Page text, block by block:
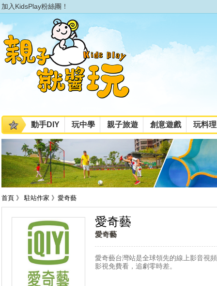
加入KidsPlay粉絲團！
動手DIY 玩中學 親子旅遊 創意遊戲 玩料理
首頁 》 駐站作家 》愛奇藝
愛奇藝
愛奇藝
愛奇藝台灣站是全球領先的線上影音視
影視免費看， 追劇零時差。